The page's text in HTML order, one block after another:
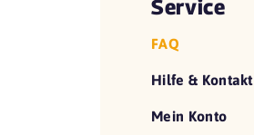
Service
FAQ
Hilfe & Kontakt
Mein Konto